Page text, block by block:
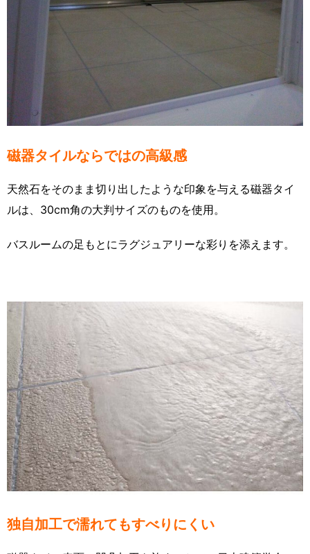
磁器タイルならではの高級感
天然石をそのまま切り出したような印象を与える磁器タイ
ルは、30cm角の大判サイズのものを使用。
バスルームの足もとにラグジュアリーな彩りを添えます。
独自加工で濡れてもすべりにくい